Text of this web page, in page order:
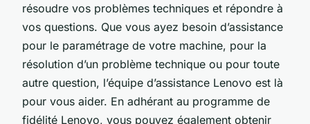
résoudre vos problèmes techniques et répondre à
vos questions. Que vous ayez besoin d’assistance
pour le paramétrage de votre machine, pour la
résolution d’un problème technique ou pour toute
autre question, l’équipe d’assistance Lenovo est là
pour vous aider. En adhérant au programme de
fidélité Lenovo, vous pouvez également obtenir